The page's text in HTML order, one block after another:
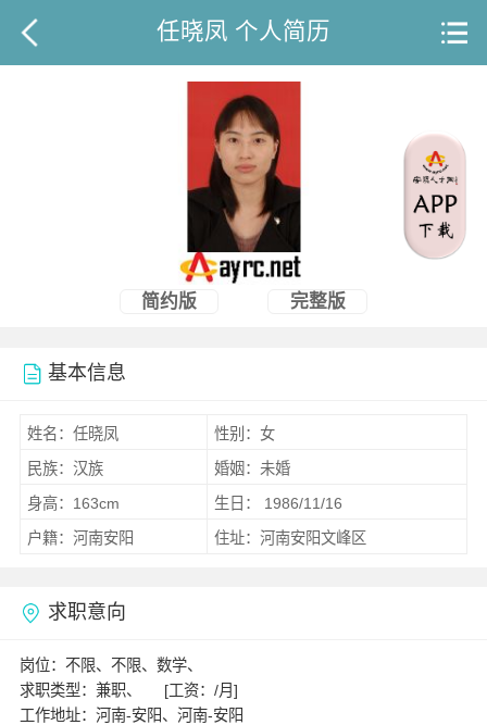
任晓凤 个人简历
简约版 完整版
基本信息
姓名：任晓凤
性别：女
民族：汉族
婚姻：未婚
身高：163cm
生日： 1986/11/16
户籍：河南安阳
住址：河南安阳文峰区
求职意向
岗位：不限、不限、数学、
求职类型：兼职、 [工资：/月]
工作地址：河南-安阳、河南-安阳